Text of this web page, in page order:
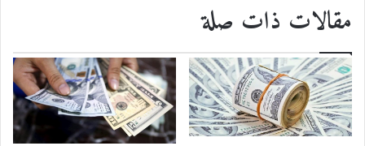
مقالات ذات صلة